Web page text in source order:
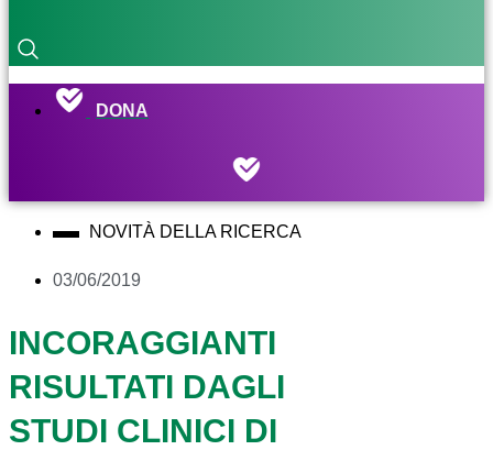
DONA
NOVITÀ DELLA RICERCA
03/06/2019
INCORAGGIANTI
RISULTATI DAGLI
STUDI CLINICI DI